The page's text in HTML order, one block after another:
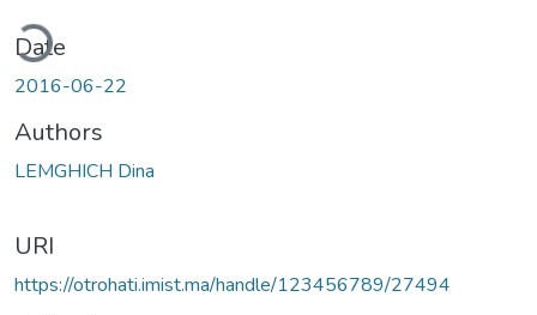
Date
2016-06-22
Authors
LEMGHICH Dina
URI
https://otrohati.imist.ma/handle/123456789/27494